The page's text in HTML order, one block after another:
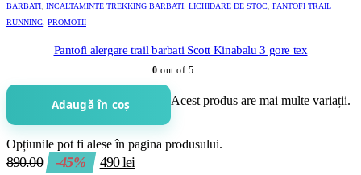
BARBATI INCALTAMINTE TREKKING BARBATI LICHIDARE DE STOC PANTOFI TRAIL
RUNNING PROMOTII
Pantofi alergare trail barbati Scott Kinabalu 3 gore tex
0 out of 5
Adaugă în coș Acest produs are mai multe variații.
Opțiunile pot fi alese în pagina produsului.
890.00 -45% 490lei